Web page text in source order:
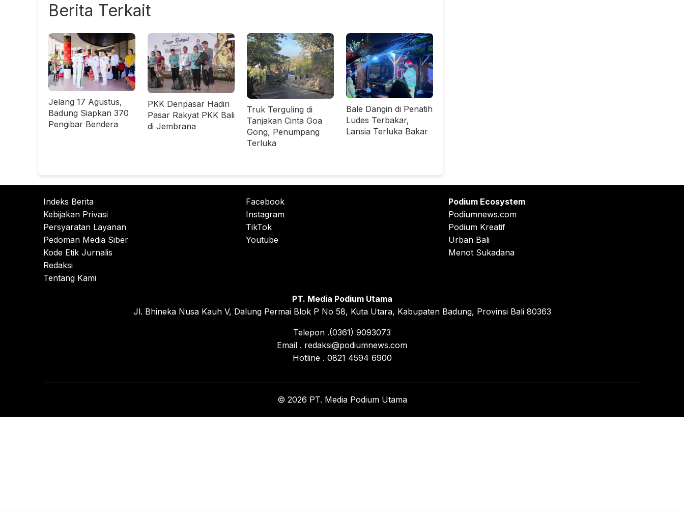
Berita Terkait
Jelang 17 Agustus,
Badung Siapkan 370
Pengibar Bendera
PKK Denpasar Hadiri
Pasar Rakyat PKK Bali
di Jembrana
Truk Terguling di
Tanjakan Cinta Goa
Gong, Penumpang
Terluka
Bale Dangin di Penatih
Ludes Terbakar,
Lansia Terluka Bakar
Indeks Berita
Kebijakan Privasi
Persyaratan Layanan
Pedoman Media Siber
Kode Etik Jurnalis
Redaksi
Tentang Kami
Facebook
Instagram
TikTok
Youtube
Podium Ecosystem
Podiumnews.com
Podium Kreatif
Urban Bali
Menot Sukadana
PT. Media Podium Utama
Jl. Bhineka Nusa Kauh V, Dalung Permai Blok P No 58, Kuta Utara, Kabupaten Badung, Provinsi Bali 80363
Telepon .(0361) 9093073
Email . redaksi@podiumnews.com
Hotline . 0821 4594 6900
© 2026 PT. Media Podium Utama